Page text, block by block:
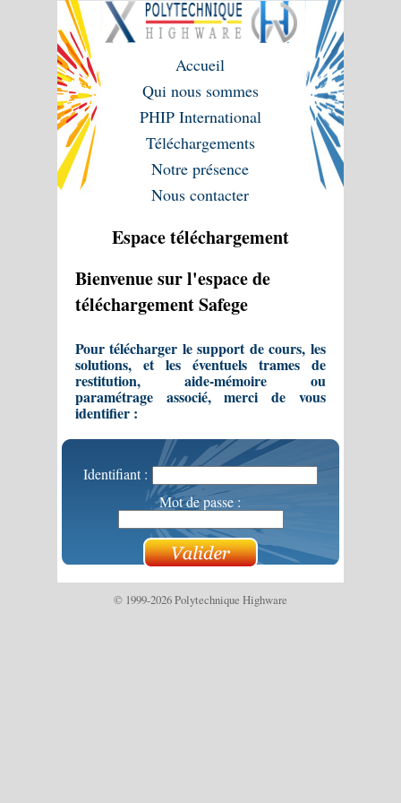
Accueil
Qui nous sommes
PHIP International
Téléchargements
Notre présence
Nous contacter
Espace téléchargement
Bienvenue sur l'espace de
téléchargement Safege
Pour télécharger le support de cours, les
solutions, et les éventuels trames de
restitution, aide-mémoire ou
paramétrage associé, merci de vous
identifier :
Identifiant :
Mot de passe :
© 1999-2026 Polytechnique Highware